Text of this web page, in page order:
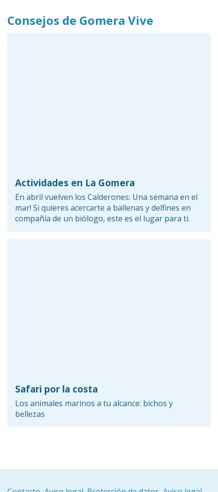
Consejos de Gomera Vive
Actividades en La Gomera
En abril vuelven los Calderones: Una semana en el
mar! Si quieres acercarte a ballenas y delfines en
compañía de un biólogo, este es el lugar para ti.
Safari por la costa
Los animales marinos a tu alcance: bichos y
bellezas